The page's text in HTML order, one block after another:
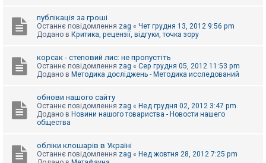
публікація за гроші
Останнє повідомлення zag « Чет грудня 13, 2012 9:56 pm
Додано в Критика, рецензії, відгуки, точка зору
корсак - степовий лис: не пропустіть
Останнє повідомлення zag « Сер грудня 05, 2012 11:53 pm
Додано в Методика досліджень - Методика исследований
обнови нашого сайту
Останнє повідомлення zag « Нед грудня 02, 2012 3:47 pm
Додано в Новини нашого товариства - Новости нашего
общества
обліки клошарів в Україні
Останнє повідомлення zag « Нед жовтня 28, 2012 7:25 pm